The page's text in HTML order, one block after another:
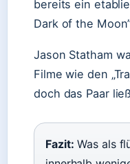
bereits ein
Dark of the
Jason Statham
Filme wie den
doch das Paar
Fazit: Was als